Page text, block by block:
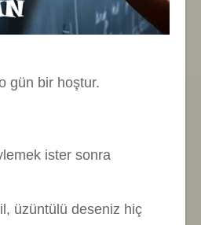
gün bir hoştur.
ister sonra
üzüntülü deseniz hiç